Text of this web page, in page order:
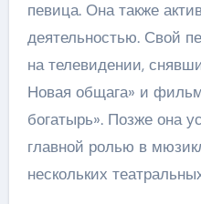
певица. Она также
деятельностью. Свой
на телевидении,
Новая общага» и
богатырь». Позже она
главной ролью в
нескольких